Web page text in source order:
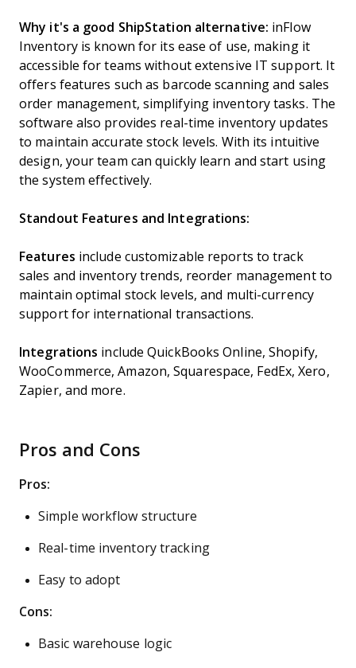
Why it's a good ShipStation alternative: inFlow
Inventory is known for its ease of use, making it
accessible for teams without extensive IT support. It
offers features such as barcode scanning and sales
order management, simplifying inventory tasks. The
software also provides real-time inventory updates
to maintain accurate stock levels. With its intuitive
design, your team can quickly learn and start using
the system effectively.
Standout Features and Integrations:
Features include customizable reports to track
sales and inventory trends, reorder management to
maintain optimal stock levels, and multi-currency
support for international transactions.
Integrations include QuickBooks Online, Shopify,
WooCommerce, Amazon, Squarespace, FedEx, Xero,
Zapier, and more.
Pros and Cons
Pros:
Simple workflow structure
Real-time inventory tracking
Easy to adopt
Cons:
Basic warehouse logic